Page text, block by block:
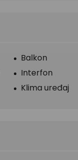
Balkon
Interfon
Klima uređaj